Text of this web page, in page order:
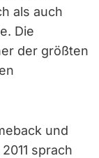
als auch
Die
der größten
und
sprach